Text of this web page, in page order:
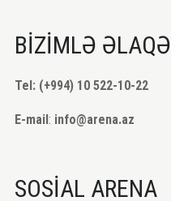
BİZİMLƏ ƏLAQƏ
Tel: (+994) 10 522-10-22
E-mail: info@arena.az
SOSİAL ARENA